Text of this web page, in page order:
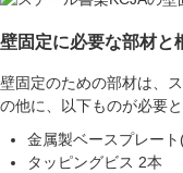
壁固定に必要な部材と
壁固定のための部材は、
の他に、以下ものが必要
金属製ベースプレー
タッピングビス 2本